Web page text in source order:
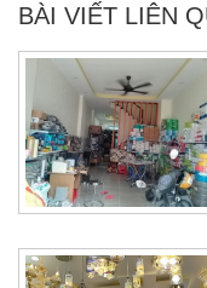
BÀI VIẾT LIÊN